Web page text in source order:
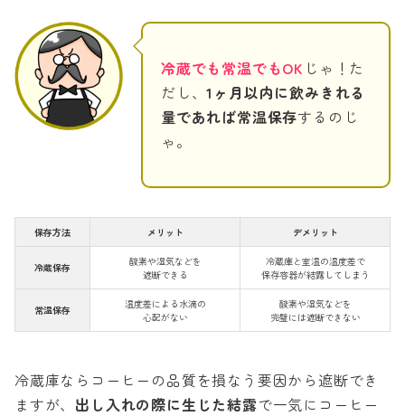
冷蔵でも常温でもOK じゃ！た
だし、1ヶ月以内に飲みきれる
量であれば常温保存するのじ
ゃ。
保存方法 メリット デメリット
冷蔵保存
酸素や湿気などを
遮断できる
冷蔵庫と室温の温度差で
保存容器が結露してしまう
常温保存
温度差による水滴の
心配がない
酸素や湿気などを
完璧には遮断できない
冷蔵庫ならコーヒーの品質を損なう要因から遮断でき
ますが、 出し入れの際に生じた結露で一気にコーヒー